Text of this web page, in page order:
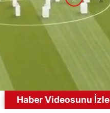
Haber Videosunu İzle